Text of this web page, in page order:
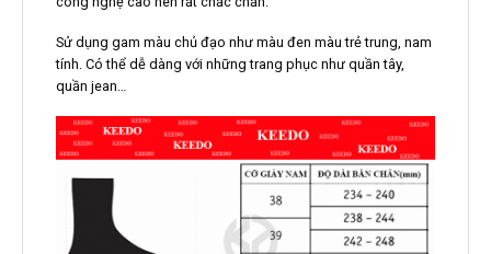
Sử dụng gam màu chủ đạo như màu đen màu trẻ trung, nam
tính. Có thể dễ dàng với những trang phục như quần tây,
quần jean…